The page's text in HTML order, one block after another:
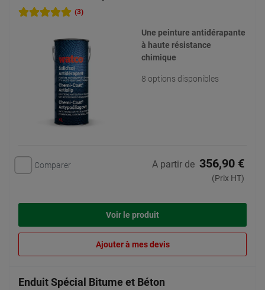
(3)
Une peinture antidérapante
à haute résistance
chimique
8 options disponibles
Comparer A partir de 356,90 €
(Prix HT)
Voir le produit
Ajouter à mes devis
Enduit Spécial Bitume et Béton